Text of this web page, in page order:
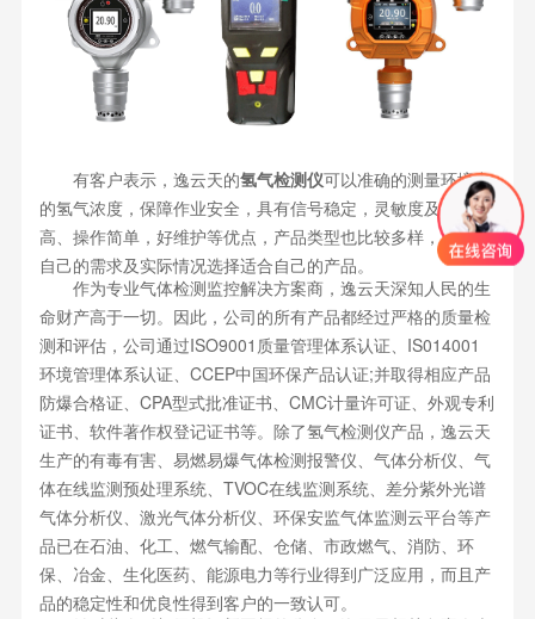
有客户表示，逸云天的氢气检测仪可以准确的测量环境中
的氢气浓度，保障作业安全，具有信号稳定，灵敏度及精度
高、操作简单，好维护等优点，产品类型也比较多样，可根据
自己的需求及实际情况选择适合自己的产品。
作为专业气体检测监控解决方案商，逸云天深知人民的生
命财产高于一切。因此，公司的所有产品都经过严格的质量检
测和评估，公司通过ISO9001质量管理体系认证、IS014001
环境管理体系认证、CCEP中国环保产品认证;并取得相应产品
防爆合格证、CPA型式批准证书、CMC计量许可证、外观专利
证书、软件著作权登记证书等。除了氢气检测仪产品，逸云天
生产的有毒有害、易燃易爆气体检测报警仪、气体分析仪、气
体在线监测预处理系统、TVOC在线监测系统、差分紫外光谱
气体分析仪、激光气体分析仪、环保安监气体监测云平台等产
品已在石油、化工、燃气输配、仓储、市政燃气、消防、环
保、冶金、生化医药、能源电力等行业得到广泛应用，而且产
品的稳定性和优良性得到客户的一致认可。